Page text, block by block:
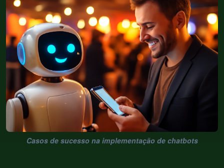
Casos de sucesso na implementação de chatbots